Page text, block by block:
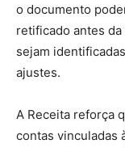
o documento
retificado antes
sejam
ajustes.
A Receita reforça
contas vinculadas